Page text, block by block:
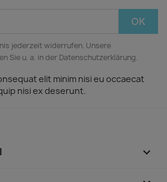
jederzeit widerrufen. Unsere
Sie u. a. in der Datenschutzerklärung.
elit minim nisi eu occaecat
nisi ex deserunt.
